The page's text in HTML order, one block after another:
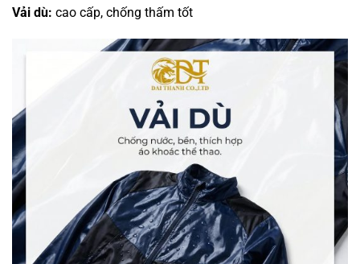
Vải dù: cao cấp, chống thấm tốt